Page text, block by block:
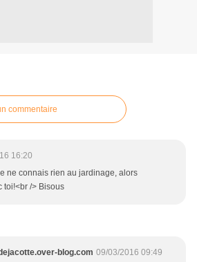
commentaire
16:20
ne connais rien au jardinage, alors
toi!<br /> Bisous
blog.com 09/03/2016 09:49